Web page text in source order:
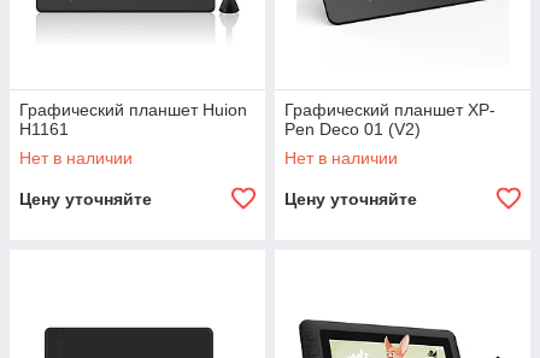
Графический планшет Huion
H1161
Нет в наличии
Цену уточняйте
Графический планшет XP-
Pen Deco 01 (V2)
Нет в наличии
Цену уточняйте